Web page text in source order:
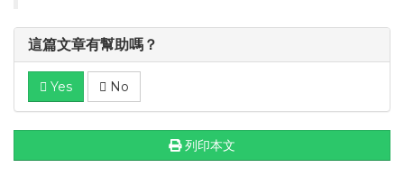
這篇文章有幫助嗎？
Yes No
列印本文